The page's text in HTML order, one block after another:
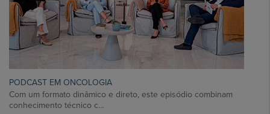
PODCAST EM ONCOLOGIA
Com um formato dinâmico e direto, este episódio combinam
conhecimento técnico c…